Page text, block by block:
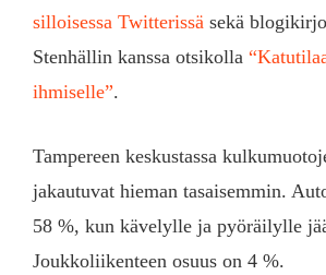
silloisessa Twitterissä sekä
Stenhällin kanssa otsikolla
ihmiselle”.
Tampereen keskustassa
jakautuvat hieman tasaisemmin.
58 %, kun kävelylle ja pyöräilylle
Joukkoliikenteen osuus on 4 %.